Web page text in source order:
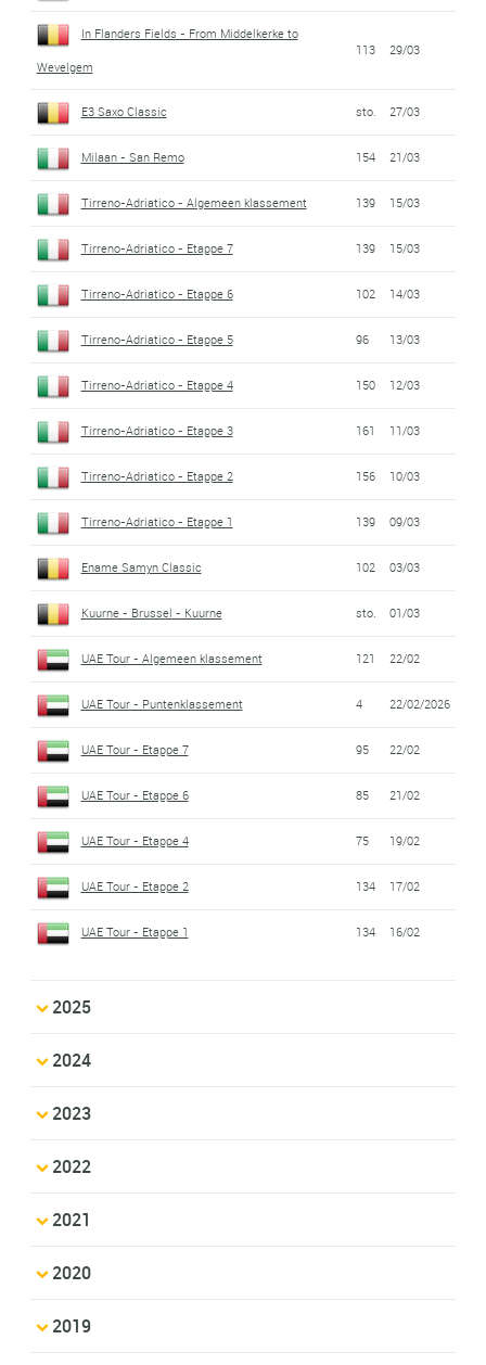
In Flanders Fields - From Middelkerke to
Wevelgem
113 29/03
E3 Saxo Classic sto. 27/03
Milaan - San Remo 154 21/03
Tirreno-Adriatico - Algemeen klassement 139 15/03
Tirreno-Adriatico - Etappe 7 139 15/03
Tirreno-Adriatico - Etappe 6 102 14/03
Tirreno-Adriatico - Etappe 5 96 13/03
Tirreno-Adriatico - Etappe 4 150 12/03
Tirreno-Adriatico - Etappe 3 161 11/03
Tirreno-Adriatico - Etappe 2 156 10/03
Tirreno-Adriatico - Etappe 1 139 09/03
Ename Samyn Classic 102 03/03
Kuurne - Brussel - Kuurne sto. 01/03
UAE Tour - Algemeen klassement 121 22/02
UAE Tour - Puntenklassement 4 22/02/2026
UAE Tour - Etappe 7 95 22/02
UAE Tour - Etappe 6 85 21/02
UAE Tour - Etappe 4 75 19/02
UAE Tour - Etappe 2 134 17/02
UAE Tour - Etappe 1 134 16/02
2025
2024
2023
2022
2021
2020
2019